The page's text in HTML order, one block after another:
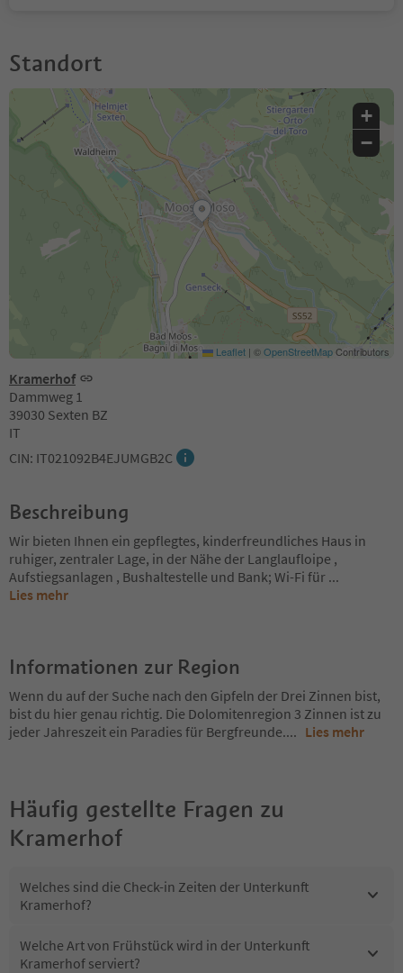
Standort
Kramerhof
Dammweg 1
39030 Sexten BZ
IT
CIN: IT021092B4EJUMGB2C
+
−
Leaflet | ©OpenStreetMapContributors
Beschreibung
Wir bieten Ihnen ein gepflegtes, kinderfreundliches Haus in
ruhiger, zentraler Lage, in der Nähe der Langlaufloipe ,
Aufstiegsanlagen , Bushaltestelle und Bank; Wi-Fi für ...
Lies mehr
Informationen zur Region
Wenn du auf der Suche nach den Gipfeln der Drei Zinnen bist,
bist du hier genau richtig. Die Dolomitenregion 3 Zinnen ist zu
jeder Jahreszeit ein Paradies für Bergfreunde.... Lies mehr
Häufig gestellte Fragen zu
Kramerhof
Welches sind die Check-in Zeiten der Unterkunft
Kramerhof?
Welche Art von Frühstück wird in der Unterkunft
Kramerhof serviert?